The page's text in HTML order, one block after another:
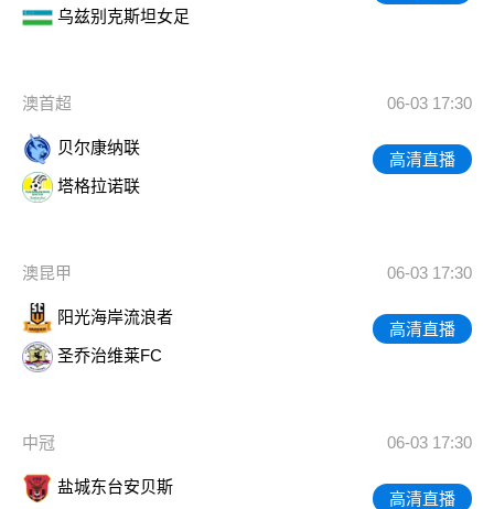
乌兹别克斯坦女足
澳首超 06-03 17:30
贝尔康纳联
塔格拉诺联
高清直播
澳昆甲 06-03 17:30
阳光海岸流浪者
圣乔治维莱FC
高清直播
中冠 06-03 17:30
盐城东台安贝斯
高清直播